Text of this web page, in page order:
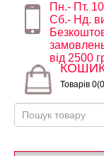
Пн.- Пт.
Сб.- Нд.
від 2500
Товарів